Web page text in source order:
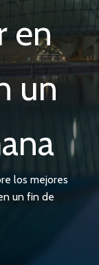
en
un
los mejores
un fin de